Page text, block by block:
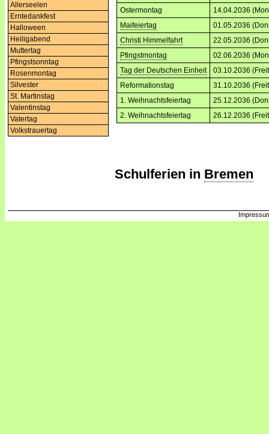
Allerseelen
Erntedankfest
Halloween
Heiligabend
Muttertag
Pfingstsonntag
Rosenmontag
Silvester
St. Martinstag
Valentinstag
Vatertag
Volkstrauertag
Ostermontag
14.04.2036
Maifeiertag
01.05.2036
Christi Himmelfahrt
22.05.2036
Pfingstmontag
02.06.2036
Tag der Deutschen Einheit
03.10.2036
Reformationstag
31.10.2036
1. Weihnachtsfeiertag
25.12.2036
2. Weihnachtsfeiertag
26.12.2036
Schulferien in Bremen